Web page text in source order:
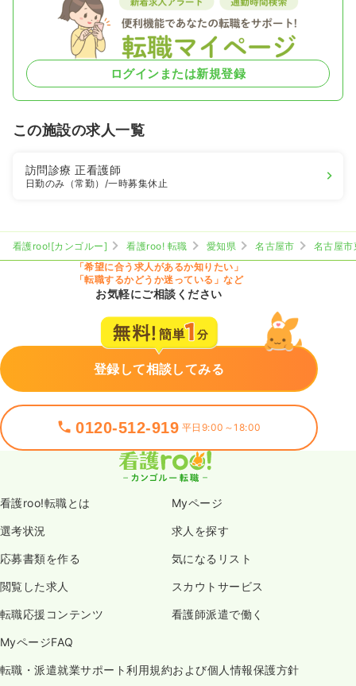
ログインまたは新規登録
この施設の求人一覧
訪問診療正看護師
日勤のみ（常勤） /一時募集休止
看護roo![カンゴルー] 看護roo! 転職 愛知県 名古屋市
名古屋市
「希望に合う求人があるか知りたい」
「転職するかどうか迷っている」など
お気軽にご相談ください
登録して相談してみる
0120-512-919 平日9:00～18:00
看護roo!転職とは Myページ
選考状況 求人を探す
応募書類を作る 気になるリスト
閲覧した求人 スカウトサービス
転職応援コンテンツ 看護師派遣で働く
MyページFAQ
転職・派遣就業サポート利用規約および個人情報保護方針